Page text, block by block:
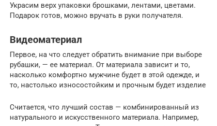
Украсим верх упаковки брошками, лентами, цветами.
Подарок готов, можно вручать в руки получателя.
Видеоматериал
Первое, на что следует обратить внимание при выборе
рубашки, — ее материал. От материала зависит и то,
насколько комфортно мужчине будет в этой одежде, и
то, настолько износостойким и прочным будет изделие
Считается, что лучший состав — комбинированный из
натурального и искусственного материала. Например,